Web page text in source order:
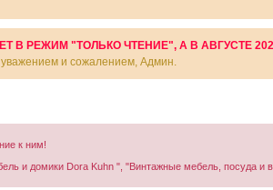
РЕЖИМ "ТОЛЬКО ЧТЕНИЕ", А В АВГУСТЕ
уважением и сожалением, Админ.
к ним!
и домики Dora Kuhn ", "Винтажные мебель, посуда и